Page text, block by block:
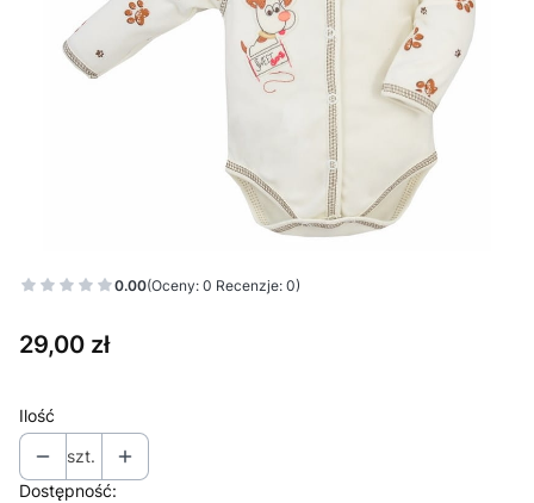
0.00(Oceny: 0 Recenzje: 0)
Cena
29,00 zł
Ilość
szt.
Dostępność: